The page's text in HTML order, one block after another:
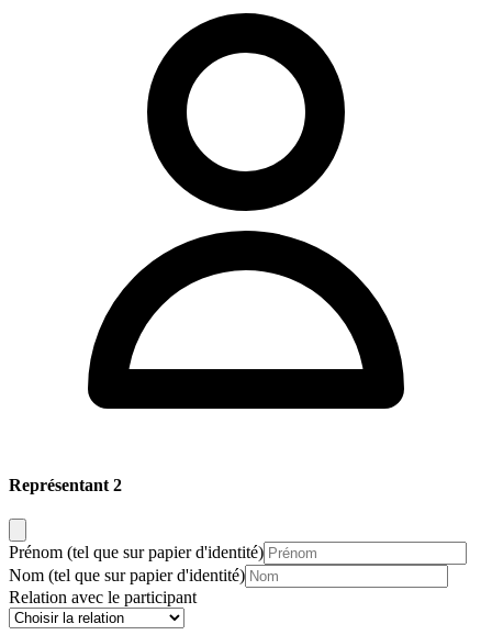
Représentant 2
Prénom (tel que sur papier d'identité)
Nom (tel que sur papier d'identité)
Relation avec le participant